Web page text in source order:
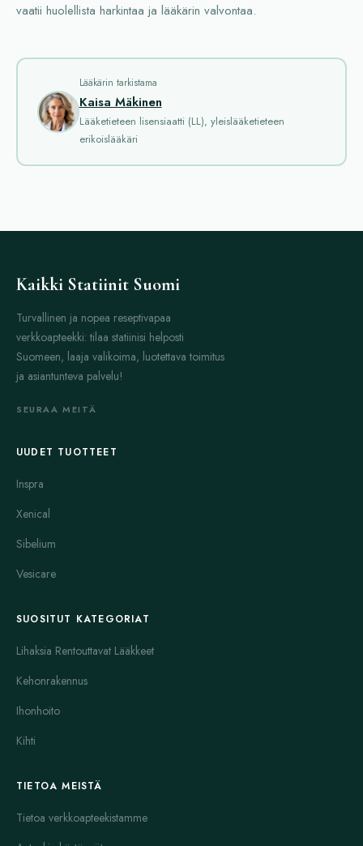
vaatii huolellista harkintaa ja lääkärin valvontaa.
Lääkärin tarkistama
Kaisa Mäkinen
Lääketieteen lisensiaatti (LL), yleislääketieteen
erikoislääkäri
Kaikki Statiinit Suomi
Turvallinen ja nopea reseptivapaa
verkkoapteekki: tilaa statiinisi helposti
Suomeen, laaja valikoima, luotettava toimitus
ja asiantunteva palvelu!
SEURAA MEITÄ
UUDET TUOTTEET
Inspra
Xenical
Sibelium
Vesicare
SUOSITUT KATEGORIAT
Lihaksia Rentouttavat Lääkkeet
Kehonrakennus
Ihonhoito
Kihti
TIETOA MEISTÄ
Tietoa verkkoapteekistamme